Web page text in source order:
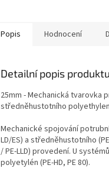
Popis Hodnocení
Detailní popis produktu
25mm - Mechanická tvarovka
středněhustotního
Mechanické spojování
LD/ES) a středněhustotního
/ PE-LLD) provedení. U
polyetylén (PE-HD, PE 80).